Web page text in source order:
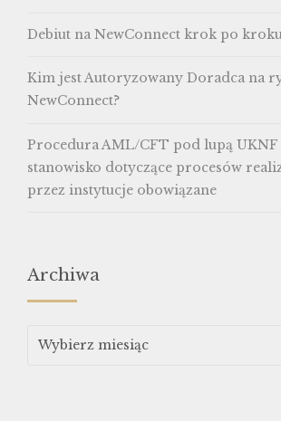
Debiut na NewConnect krok po
Kim jest Autoryzowany Doradca na
NewConnect?
Procedura AML/CFT pod lupą UKNF
stanowisko dotyczące procesów
przez instytucje obowiązane
Archiwa